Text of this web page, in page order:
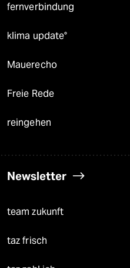
fernverbindung
klima update°
Mauerecho
Freie Rede
reingehen
Newsletter
team zukunft
taz frisch